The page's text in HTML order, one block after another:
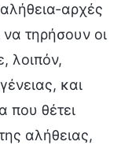
αρχές
τηρήσουν οι
λοιπόν,
και
που θέτει
αλήθειας,